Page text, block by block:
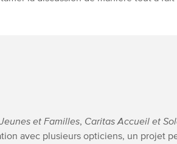
et Familles, Caritas Accueil et
avec plusieurs opticiens, un projet